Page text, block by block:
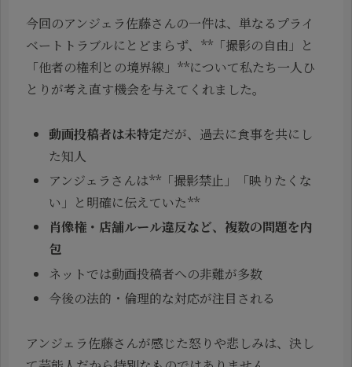
今回のアンジェラ佐藤さんの一件は、単なるプライ
ベートトラブルにとどまらず、**「撮影の自由」と
「他者の権利との境界線」**について私たち一人ひ
とりが考え直す機会を与えてくれました。
動画投稿者は未特定だが、過去に食事を共にし
た知人
アンジェラさんは**「撮影禁止」「映りたくな
い」と明確に伝えていた**
肖像権・店舗ルール違反など、複数の問題を内
包
ネットでは動画投稿者への非難が多数
今後の法的・倫理的な対応が注目される
アンジェラ佐藤さんが感じた怒りや悲しみは、決し